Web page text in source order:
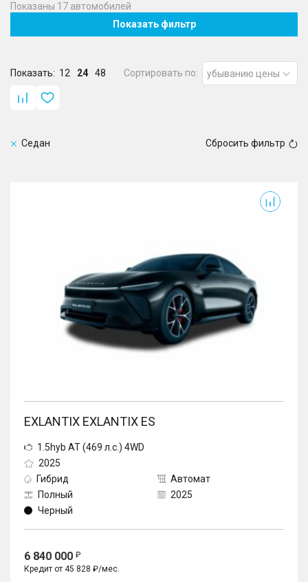
Показаны 17 автомобилей
Показать фильтр
Показать: 12 24 48 Сортировать по: убыванию цены
Седан Сбросить фильтр
EXLANTIX EXLANTIX ES
1.5hyb AT (469 л.с.) 4WD
2025
Гибрид
Автомат
Полный
2025
Черный
6 840 000
Кредит от 45 828 ₽/мес.